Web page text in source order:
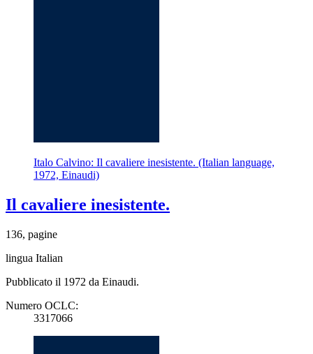
Italo Calvino: Il cavaliere inesistente. (Italian language,
1972, Einaudi)
Il cavaliere inesistente.
136, pagine
lingua Italian
Pubblicato il 1972 da Einaudi.
Numero OCLC:
3317066